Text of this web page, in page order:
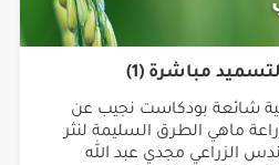
مباشرة (1)
شائعة بودكاست نجيب عن
ماهي الطرق السليمة لنثر
المهندس الزراعي مجدي عبد الله